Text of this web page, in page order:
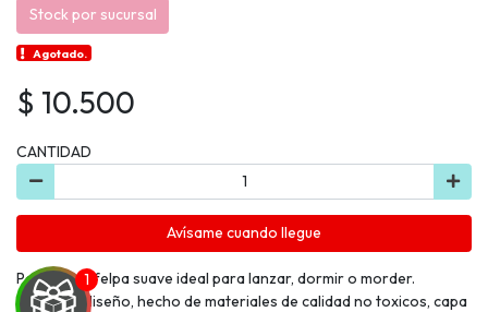
Stock por sucursal
Agotado.
$ 10.500
CANTIDAD
Avísame cuando llegue
Peluche de felpa suave ideal para lanzar, dormir o morder.
Adorable diseño, hecho de materiales de calidad no toxicos, capa